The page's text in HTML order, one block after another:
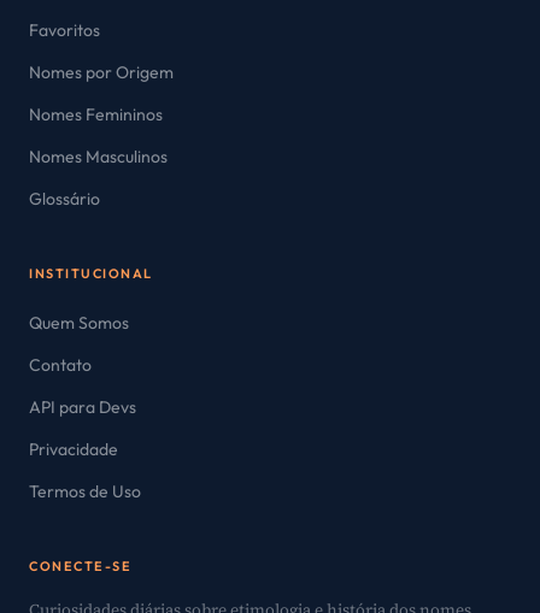
Favoritos
Nomes por Origem
Nomes Femininos
Nomes Masculinos
Glossário
INSTITUCIONAL
Quem Somos
Contato
API para Devs
Privacidade
Termos de Uso
CONECTE-SE